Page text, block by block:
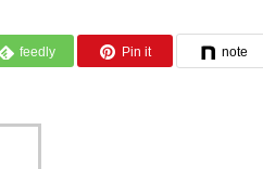
feedly Pin it note